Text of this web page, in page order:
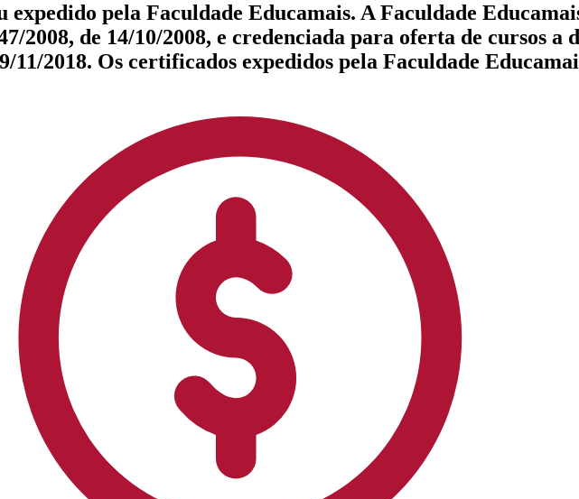
pela Faculdade Educamais. A Faculdade
2008, de 14/10/2008, e credenciada para oferta de cursos a
11/2018. Os certificados expedidos pela Faculdade